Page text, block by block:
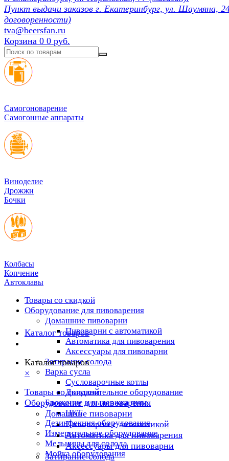
Пункт выдачи заказов г. Екатеринбург, ул. Шаумяна,
договоренности)
tva@beersfan.ru
Корзина 0 0 руб.
Cамогоноварение
Самогонные аппараты
Виноделие
Дрожжи
Бочки
Колбасы
Копчение
Автоклавы
Товары со скидкой
Оборудование для пивоварения
Домашние пивоварни
Пивоварни с автоматикой
Автоматика для пивоварения
Аксессуары для пивоварни
Затирание солода
Варка сусла
Cусловарочные котлы
Дополнительное оборудование
Брожение и выдержка пива
ЦКТ
Дезинфекция оборудования
Измерительное оборудование
Мельницы для солода
Мойка оборудования
Каталог товаров
Каталог товаров
×
Товары со скидкой
Оборудование для пивоварения
Домашние пивоварни
Пивоварни с автоматикой
Автоматика для пивоварения
Аксессуары для пивоварни
Затирание солода